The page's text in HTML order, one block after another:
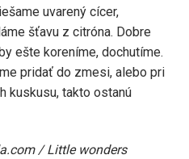
uvarený cícer,
šťavu z citróna. Dobre
ešte koreníme, dochutíme.
pridať do zmesi, alebo pri
kuskusu, takto ostanú
/ Little wonders